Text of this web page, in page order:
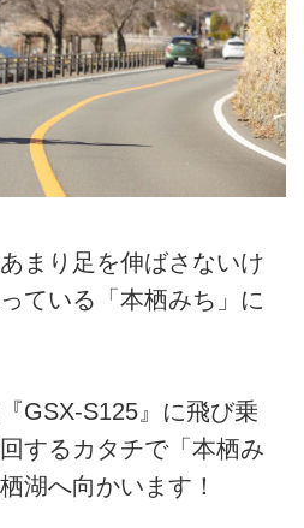
まり足を伸ばさないけ
ている「本栖みち」に
GSX-S125』に飛び乗
するカタチで「本栖み
湖へ向かいます！